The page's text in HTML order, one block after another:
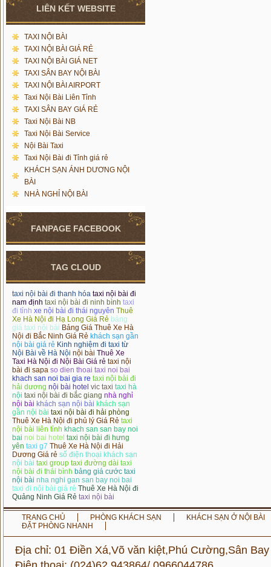
LIÊN KẾT WEBSITE
TAXI NỘI BÀI
TAXI NỘI BÀI GIÁ RẺ
TAXI NỘI BÀI GIÁ NET
TAXI SÂN BAY NỘI BÀI
TAXI NỘI BÀI AIRPORT
Taxi Nội Bài Liên Tỉnh
TAXI SÂN BAY GIÁ RẺ
Taxi Nội Bài NB
Taxi Nội Bài Service
Nội Bài Taxi
Taxi Nội Bài đi Tỉnh giá rẻ
KHÁCH SẠN ÁNH DƯƠNG NỘI
BÀI
NHÀ NGHỈ NỘI BÀI
FANPAGE FACEBOOK
TAG CLOUD
taxi nội bài đi thanh hóa taxi nội bài đi
nam định taxi nội bài đi ninh bình taxi
đi tỉnh xe nội bài đi thái nguyên Thuê
Xe Hà Nội đi Hạ Long Giá Rẻ bảng
giá taxi nội bài Bảng Giá Thuê Xe Hà
Nội đi Bắc Ninh Giá Rẻ khách sạn gần
nội bài giá rẻ Kinh nghiệm đi taxi từ
Nội Bài về Hà Nội nội bài Thuê Xe
Taxi Hà Nội đi Nội Bài Giá rẻ taxi nội
bài đi sapa so dien thoai taxi noi bai
khach san noi bai gia re taxi nội bài đi
hải dương nội bài hotel vic taxi taxi hà
nội taxi nội bài đi bắc giang nhà nghỉ
nội bài khách sạn nội bài khách sạn
gần nội bài taxi nội bài đi hải phòng
Thuê Xe Hà Nội đi phủ lý Giá Rẻ taxi
nội bài liên tỉnh khach san san bay noi
bai noi bai hotel taxi nội bài đi hưng
yên taxi g7 Thuê Xe Hà Nội đi Hải
Dương Giá rẻ số điện thoại khách sạn
nội bài taxi group taxi đường dài taxi
nội bài đi thái bình bảng giá cước taxi
nội bài nha nghi gan san bay noi bai
taxi đi nội bài giá rẻ Thuê Xe Hà Nội đi
Quảng Ninh Giá Rẻ taxi nội bài
TRANG CHỦ PHÒNG KHÁCH SẠN
KHÁCH SẠN Ở NỘI BÀI
ĐẶT PHÒNG NHANH
Địa chỉ: 01 Điền Xá,Võ văn kiệt,Phú Cường,Sân